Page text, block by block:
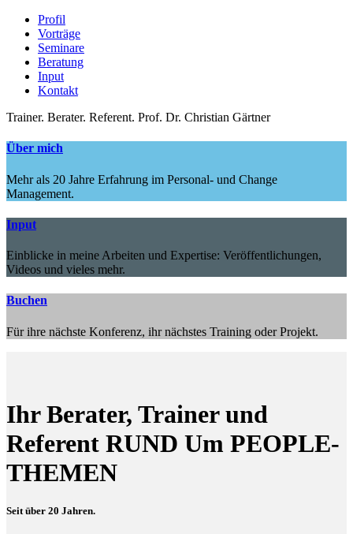
Profil
Vorträge
Seminare
Beratung
Input
Kontakt
Trainer. Berater. Referent. Prof. Dr. Christian Gärtner
Über mich
Mehr als 20 Jahre Erfahrung im Personal- und Change
Management.
Input
Einblicke in meine Arbeiten und Expertise: Veröffentlichungen,
Videos und vieles mehr.
Buchen
Für ihre nächste Konferenz, ihr nächstes Training oder Projekt.
Ihr Berater, Trainer und
Referent RUND Um PEOPLE-
THEMEN
Seit über 20 Jahren.